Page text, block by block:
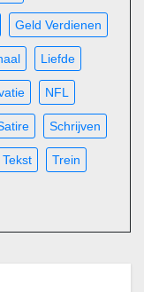
Geld Verdienen
Liefde
NFL
Schrijven
Tekst Trein